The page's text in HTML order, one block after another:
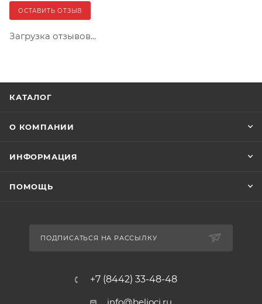
ОСТАВИТЬ ОТЗЫВ
Загрузка отзывов...
КАТАЛОГ
О КОМПАНИИ
ИНФОРМАЦИЯ
ПОМОЩЬ
ПОДПИСАТЬСЯ НА РАССЫЛКУ
+7 (8442) 33-48-48